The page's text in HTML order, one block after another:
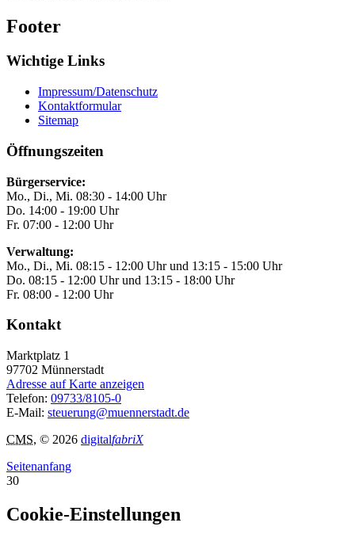
Footer
Wichtige Links
Impressum/Datenschutz
Kontaktformular
Sitemap
Öffnungszeiten
Bürgerservice:
Mo., Di., Mi. 08:30 - 14:00 Uhr
Do. 14:00 - 19:00 Uhr
Fr. 07:00 - 12:00 Uhr
Verwaltung:
Mo., Di., Mi. 08:15 - 12:00 Uhr und 13:15 - 15:00 Uhr
Do. 08:15 - 12:00 Uhr und 13:15 - 18:00 Uhr
Fr. 08:00 - 12:00 Uhr
Kontakt
Marktplatz 1
97702 Münnerstadt
Adresse auf Karte anzeigen
Telefon: 09733/8105-0
E-Mail: steuerung@muennerstadt.de
CMS, © 2026 digitalfabriX
Seitenanfang
30
Cookie-Einstellungen